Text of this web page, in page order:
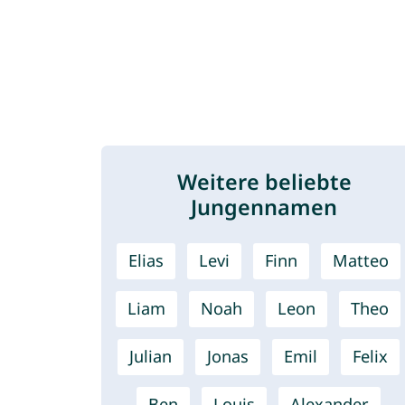
Weitere beliebte
Jungennamen
Elias Levi Finn Matteo
Liam Noah Leon Theo
Julian Jonas Emil Felix